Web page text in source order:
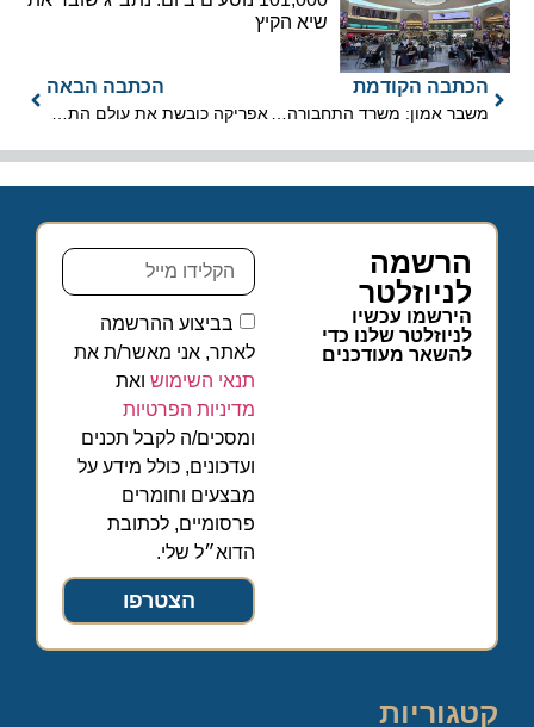
שיא הקיץ
הכתבה הקודמת
משבר אמון: משרד התחבורה מקפיא את המו"מ עם וויז אייר
הכתבה הבאה
אפריקה כובשת את עולם התיירות: האם אירופה ואסיה צריכות לחשוש?
הרשמה
לניוזלטר
הירשמו עכשיו
לניוזלטר שלנו כדי
להשאר מעודכנים
בביצוע ההרשמה
לאתר, אני מאשר/ת את
תנאי השימוש ואת
מדיניות הפרטיות
ומסכים/ה לקבל תכנים
ועדכונים, כולל מידע על
מבצעים וחומרים
פרסומיים, לכתובת
הדוא״ל שלי.
הצטרפו
קטגוריות